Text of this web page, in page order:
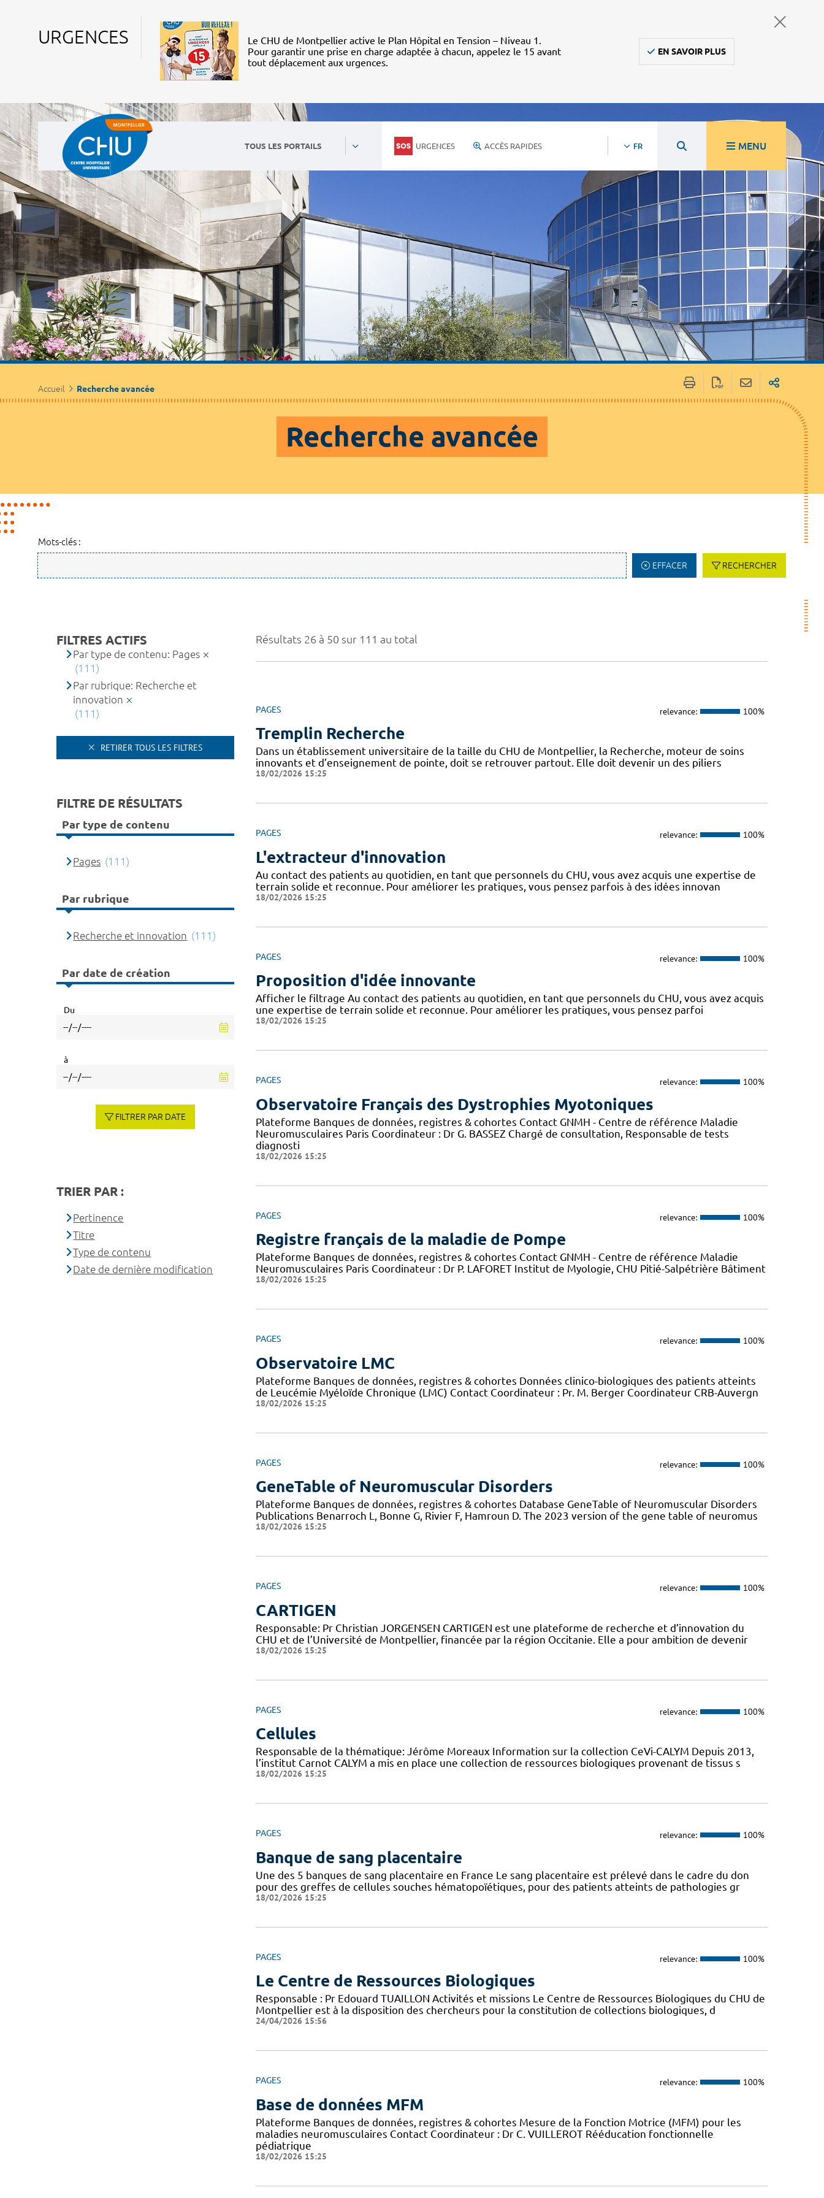
URGENCES
Le CHU de Montpellier active le Plan Hôpital en Tension – Niveau 1.
Pour garantir une prise en charge adaptée à chacun, appelez le 15 avant
tout déplacement aux urgences.
EN SAVOIR PLUS
TOUS LES PORTAILS URGENCES ACCÈS RAPIDES FR MENU
Accueil Recherche avancée
Recherche avancée
Mots-clés :
EFFACER RECHERCHER
Résultats 26 à 50 sur 111 au total
PAGES relevance: 100%
Tremplin Recherche
Dans un établissement universitaire de la taille du CHU de Montpellier, la Recherche, moteur de soins
innovants et d’enseignement de pointe, doit se retrouver partout. Elle doit devenir un des piliers
18/02/2026 15:25
PAGES relevance: 100%
L'extracteur d'innovation
Au contact des patients au quotidien, en tant que personnels du CHU, vous avez acquis une expertise de
terrain solide et reconnue. Pour améliorer les pratiques, vous pensez parfois à des idées innovan
18/02/2026 15:25
PAGES relevance: 100%
Proposition d'idée innovante
Afficher le filtrage Au contact des patients au quotidien, en tant que personnels du CHU, vous avez acquis
une expertise de terrain solide et reconnue. Pour améliorer les pratiques, vous pensez parfoi
18/02/2026 15:25
PAGES relevance: 100%
Observatoire Français des Dystrophies Myotoniques
Plateforme Banques de données, registres & cohortes Contact GNMH - Centre de référence Maladie
Neuromusculaires Paris Coordinateur : Dr G. BASSEZ Chargé de consultation, Responsable de tests
diagnosti
18/02/2026 15:25
PAGES relevance: 100%
Registre français de la maladie de Pompe
Plateforme Banques de données, registres & cohortes Contact GNMH - Centre de référence Maladie
Neuromusculaires Paris Coordinateur : Dr P. LAFORET Institut de Myologie, CHU Pitié-Salpétrière Bâtiment
18/02/2026 15:25
PAGES relevance: 100%
Observatoire LMC
Plateforme Banques de données, registres & cohortes Données clinico-biologiques des patients atteints
de Leucémie Myéloïde Chronique (LMC) Contact Coordinateur : Pr. M. Berger Coordinateur CRB-Auvergn
18/02/2026 15:25
PAGES relevance: 100%
GeneTable of Neuromuscular Disorders
Plateforme Banques de données, registres & cohortes Database GeneTable of Neuromuscular Disorders
Publications Benarroch L, Bonne G, Rivier F, Hamroun D. The 2023 version of the gene table of neuromus
18/02/2026 15:25
PAGES relevance: 100%
CARTIGEN
Responsable: Pr Christian JORGENSEN CARTIGEN est une plateforme de recherche et d’innovation du
CHU et de l’Université de Montpellier, financée par la région Occitanie. Elle a pour ambition de devenir
18/02/2026 15:25
PAGES relevance: 100%
Cellules
Responsable de la thématique: Jérôme Moreaux Information sur la collection CeVi-CALYM Depuis 2013,
l’institut Carnot CALYM a mis en place une collection de ressources biologiques provenant de tissus s
18/02/2026 15:25
PAGES relevance: 100%
Banque de sang placentaire
Une des 5 banques de sang placentaire en France Le sang placentaire est prélevé dans le cadre du don
pour des greffes de cellules souches hématopoïétiques, pour des patients atteints de pathologies gr
18/02/2026 15:25
PAGES relevance: 100%
Le Centre de Ressources Biologiques
Responsable : Pr Edouard TUAILLON Activités et missions Le Centre de Ressources Biologiques du CHU de
Montpellier est à la disposition des chercheurs pour la constitution de collections biologiques, d
24/04/2026 15:56
PAGES relevance: 100%
Base de données MFM
Plateforme Banques de données, registres & cohortes Mesure de la Fonction Motrice (MFM) pour les
maladies neuromusculaires Contact Coordinateur : Dr C. VUILLEROT Rééducation fonctionnelle
pédiatrique
18/02/2026 15:25
FILTRES ACTIFS
Par type de contenu: Pages
(111)
Par rubrique: Recherche et
innovation
(111)
RETIRER TOUS LES FILTRES
FILTRE DE RÉSULTATS
Par type de contenu
Pages (111)
Par rubrique
Recherche et innovation (111)
Par date de création
Du
à
FILTRER PAR DATE
TRIER PAR :
Pertinence
Titre
Type de contenu
Date de dernière modification